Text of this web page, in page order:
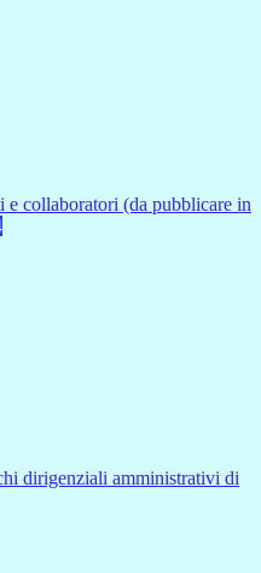
e collaboratori (da pubblicare in
dirigenziali amministrativi di